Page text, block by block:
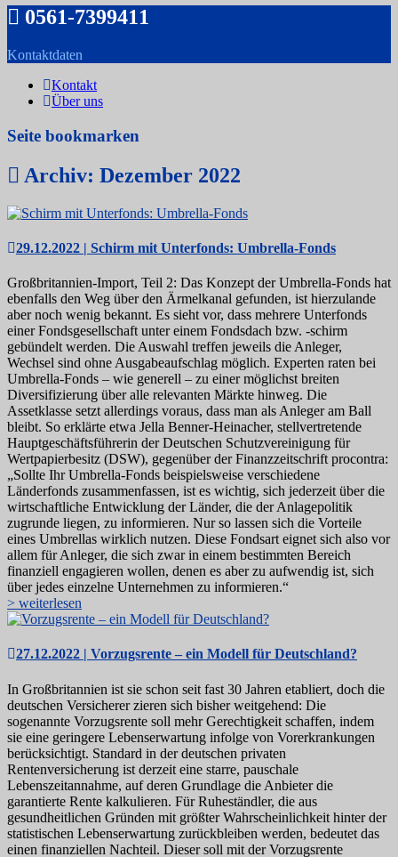
0561-7399411
Kontaktdaten
Kontakt
Über uns
Seite bookmarken
Archiv: Dezember 2022
29.12.2022 | Schirm mit Unterfonds: Umbrella-Fonds
Großbritannien-Import, Teil 2: Das Konzept der Umbrella-Fonds hat
ebenfalls den Weg über den Ärmelkanal gefunden, ist hierzulande
aber noch wenig bekannt. Es sieht vor, dass mehrere Unterfonds
einer Fondsgesellschaft unter einem Fondsdach bzw. -schirm
gebündelt werden. Die Auswahl treffen jeweils die Anleger,
Wechsel sind ohne Ausgabeaufschlag möglich. Experten raten bei
Umbrella-Fonds – wie generell – zu einer möglichst breiten
Diversifizierung über alle relevanten Märkte hinweg. Die
Assetklasse setzt allerdings voraus, dass man als Anleger am Ball
bleibt. So erklärte etwa Jella Benner-Heinacher, stellvertretende
Hauptgeschäftsführerin der Deutschen Schutzvereinigung für
Wertpapierbesitz (DSW), gegenüber der Finanzzeitschrift procontra:
„Sollte Ihr Umbrella-Fonds beispielsweise verschiedene
Länderfonds zusammenfassen, ist es wichtig, sich jederzeit über die
wirtschaftliche Entwicklung der Länder, die der Anlagepolitik
zugrunde liegen, zu informieren. Nur so lassen sich die Vorteile
eines Umbrellas wirklich nutzen. Diese Fondsart eignet sich also vor
allem für Anleger, die sich zwar in einem bestimmten Bereich
finanziell engagieren wollen, denen es aber zu aufwendig ist, sich
über jedes einzelne Unternehmen zu informieren.“
> weiterlesen
27.12.2022 | Vorzugsrente – ein Modell für Deutschland?
In Großbritannien ist sie schon seit fast 30 Jahren etabliert, doch die
deutschen Versicherer zieren sich bisher weitgehend: Die
sogenannte Vorzugsrente soll mehr Gerechtigkeit schaffen, indem
sie eine geringere Lebenserwartung infolge von Vorerkrankungen
berücksichtigt. Standard in der deutschen privaten
Rentenversicherung ist derzeit eine starre, pauschale
Lebenszeitannahme, auf deren Grundlage die Anbieter die
garantierte Rente kalkulieren. Für Ruheständler, die aus
gesundheitlichen Gründen mit größter Wahrscheinlichkeit hinter der
statistischen Lebenserwartung zurückbleiben werden, bedeutet das
einen finanziellen Nachteil. Dieser soll mit der Vorzugsrente